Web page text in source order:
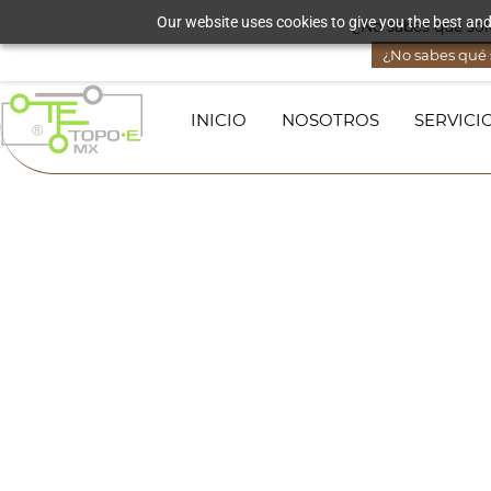
Our website uses cookies to give you the best
content
lorena@topoequipos.mx 3321016582
INICIO NOSOTROS
¿No sabes qué
¿No sabes